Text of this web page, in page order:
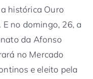
histórica Ouro
no domingo, 26, a
da Afonso
no Mercado
e eleito pela